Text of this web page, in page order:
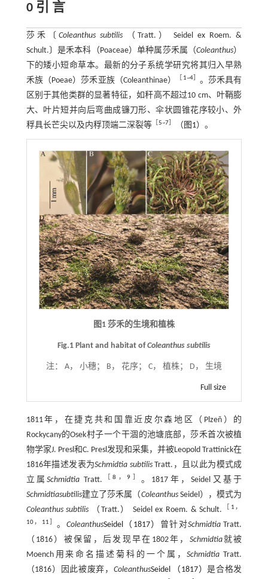
0 引 言
莎禾〔 Coleanthus subtilis（Tratt.） Seidel ex Roem. &
Schult.〕是禾本科（Poaceae）单种属莎禾属（Coleanthus）
下的矮小短命草本。最新的分子系统学研究将其归入早熟
禾族（Poeae）莎禾亚族（Coleanthinae）
1~4］ 。莎禾具有
区别于其他类群的显著特征，如秆高不超过10 cm、叶鞘膨
大、叶片短并向后弯曲成镰刀形、伞状圆锥花序较小、外
稃具长芒尖以及内稃顶端二深裂等［ 5~7］ （ 图1）。
图1 莎禾的生境和植株
Fig.1 Plant and habitat ofColeanthus subtilis
注： A， 小穗； B， 花序； C， 植株； D， 生境
Full size
1811年，在捷克共和国靠近皮尔森地区（Plzeň）的
Rockycany的Osek村子一个干涸的池塘底部，莎禾首次被植
物学家J. Presl和C. Presl发现和采集，并被Leopold Trattinick在
1816年描述发表为Schmidtia subtilisTratt.，且以此为模式成
立属Schmidtia Tratt. ［8 ，9
。1817年，Seidel又基于
Schmidtiasubtilis建立了莎禾属（ColeanthusSeidel），模式为
Coleanthus subtilis （Tratt.） Seidel ex Roem. & Schult. 1 ，
10， 11 。 ColeanthusSeidel（1817） 曾针对Schmidtia Tratt.
（1816）被保留，后发现早在1802年， Schmidtia就被
Moench用来命名描述菊科的一个属，Schmidtia Tratt.
（1816）因此被废弃， ColeanthusSeidel （1817）是合格发